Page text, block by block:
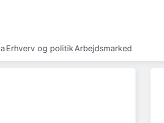
Erhverv og politikArbejdsmarked